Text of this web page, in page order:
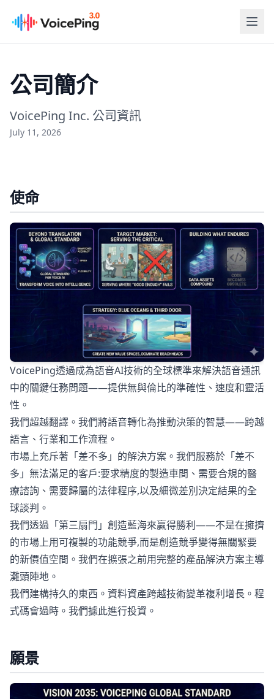
公司簡介
VoicePing Inc. 公司資訊
July 11, 2026
使命
VoicePing透過成為語音AI技術的全球標準來解決語音通訊
中的關鍵任務問題——提供無與倫比的準確性、速度和靈活
性。
我們超越翻譯。我們將語音轉化為推動決策的智慧——跨越
語言、行業和工作流程。
市場上充斥著「差不多」的解決方案。我們服務於「差不
多」無法滿足的客戶:要求精度的製造車間、需要合規的醫
療諮詢、需要歸屬的法律程序,以及細微差別決定結果的全
球談判。
我們透過「第三扇門」創造藍海來贏得勝利——不是在擁擠
的市場上用可複製的功能競爭,而是創造競爭變得無關緊要
的新價值空間。我們在擴張之前用完整的產品解決方案主導
灘頭陣地。
我們建構持久的東西。資料資產跨越技術變革複利增長。程
式碼會過時。我們據此進行投資。
願景